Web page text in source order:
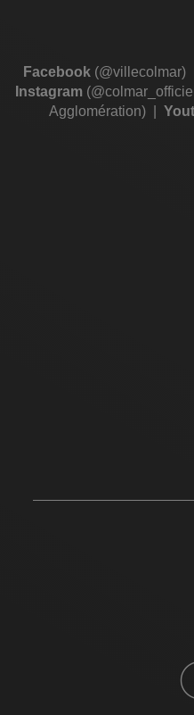
Facebook(@villecolmar)
Instagram
Agglomération)